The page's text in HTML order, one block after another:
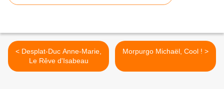
< Desplat-Duc Anne-Marie,
Le Rêve d'Isabeau
Morpurgo Michaël, Cool ! >